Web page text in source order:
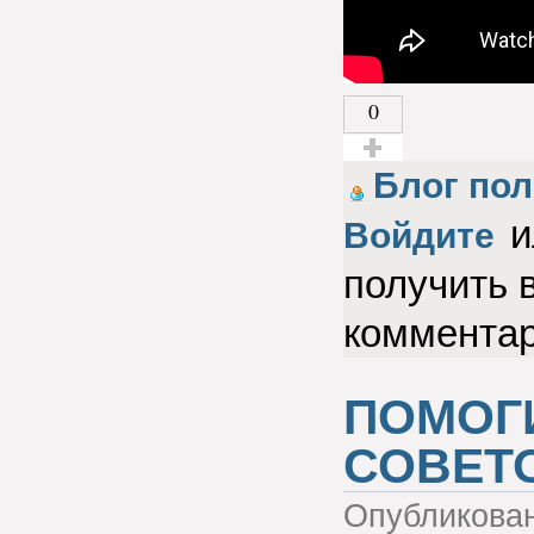
0
Голос за!
Блог
Войдите
получить